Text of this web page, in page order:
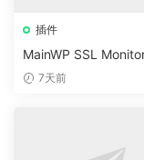
插件
MainWP SSL
ion v5.2
7天前